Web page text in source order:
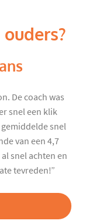
De coach was
snel een klik
snel
van een 4,7
snel achten en
tevreden!”